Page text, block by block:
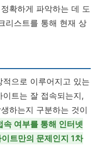
확하게 파악하는 데 도
리스트를 통해 현재 상
으로 이루어지고 있는
트는 잘 접속되는지,
하는지 구분하는 것이
속 여부를 통해 인터넷
트만의 문제인지 1차